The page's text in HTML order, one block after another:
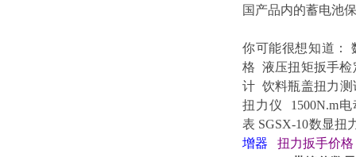
国产品内的蓄电池
你可能很想知道 ：
格 液压扭矩扳手检
计 饮料瓶盖扭力测
扭力仪
1500N.m
表 SGSX-10数显扭
增器 扭力扳手价格